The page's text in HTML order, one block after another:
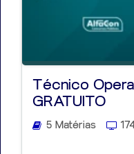
Técnico
GRATUITO
5 Matérias